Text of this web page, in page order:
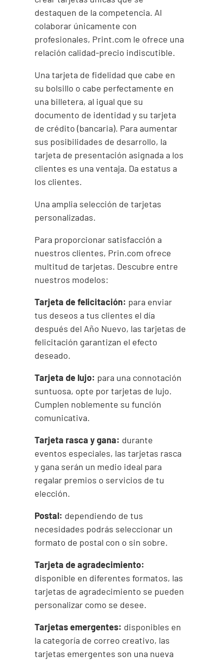
destaquen de la competencia. Al
colaborar únicamente con
profesionales, Print.com le ofrece una
relación calidad-precio indiscutible.
Una tarjeta de fidelidad que cabe en
su bolsillo o cabe perfectamente en
una billetera, al igual que su
documento de identidad y su tarjeta
de crédito (bancaria). Para aumentar
sus posibilidades de desarrollo, la
tarjeta de presentación asignada a los
clientes es una ventaja. Da estatus a
los clientes.
Una amplia selección de tarjetas
personalizadas.
Para proporcionar satisfacción a
nuestros clientes, Prin.com ofrece
multitud de tarjetas. Descubre entre
nuestros modelos:
Tarjeta de felicitación: para enviar
tus deseos a tus clientes el día
después del Año Nuevo, las tarjetas de
felicitación garantizan el efecto
deseado.
Tarjeta de lujo: para una connotación
suntuosa, opte por tarjetas de lujo.
Cumplen noblemente su función
comunicativa.
Tarjeta rasca y gana: durante
eventos especiales, las tarjetas rasca
y gana serán un medio ideal para
regalar premios o servicios de tu
elección.
Postal: dependiendo de tus
necesidades podrás seleccionar un
formato de postal con o sin sobre.
Tarjeta de agradecimiento:
disponible en diferentes formatos, las
tarjetas de agradecimiento se pueden
personalizar como se desee.
Tarjetas emergentes: disponibles en
la categoría de correo creativo, las
tarjetas emergentes son una nueva